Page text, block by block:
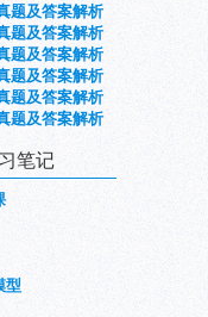
题及答案解析
题及答案解析
题及答案解析
题及答案解析
题及答案解析
题及答案解析
笔记
型